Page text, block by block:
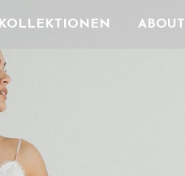
KOLLEKTIONEN ABOUT